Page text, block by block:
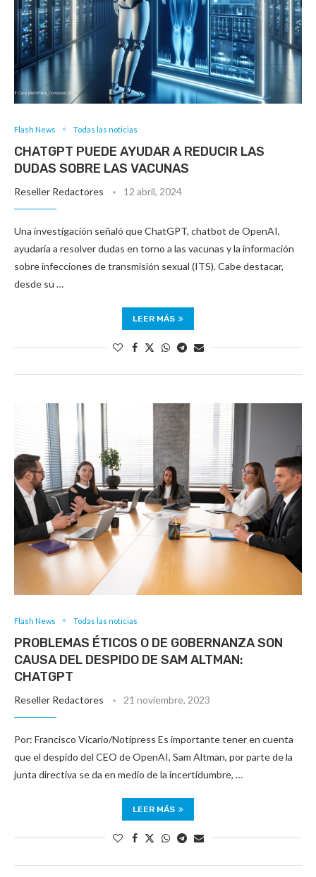
Flash News Todas las noticias
CHATGPT PUEDE AYUDAR A REDUCIR LAS
DUDAS SOBRE LAS VACUNAS
Reseller Redactores 12 abril, 2024
Una investigación señaló que ChatGPT, chatbot de OpenAI,
ayudaría a resolver dudas en torno a las vacunas y la información
sobre infecciones de transmisión sexual (ITS). Cabe destacar,
desde su …
LEER MÁS
Flash News Todas las noticias
PROBLEMAS ÉTICOS O DE GOBERNANZA SON
CAUSA DEL DESPIDO DE SAM ALTMAN:
CHATGPT
Reseller Redactores 21 noviembre, 2023
Por: Francisco Vicario/Notipress Es importante tener en cuenta
que el despido del CEO de OpenAI, Sam Altman, por parte de la
junta directiva se da en medio de la incertidumbre, …
LEER MÁS